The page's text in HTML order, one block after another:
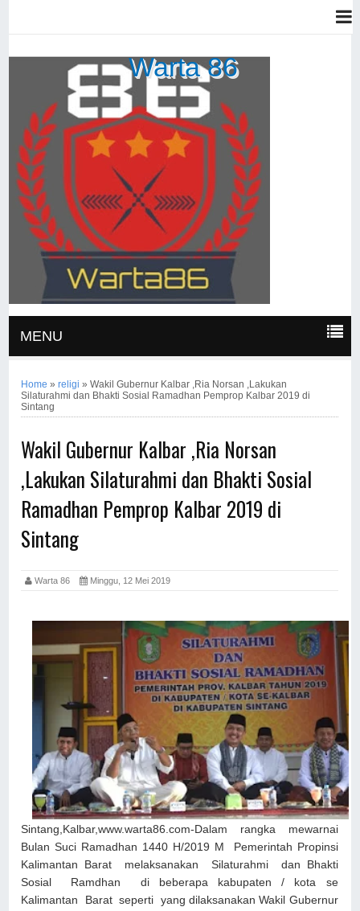
Warta 86
MENU
Home »religi »Wakil Gubernur Kalbar ,Ria Norsan ,Lakukan
Silaturahmi dan Bhakti Sosial Ramadhan Pemprop Kalbar 2019 di
Sintang
Wakil Gubernur Kalbar ,Ria Norsan
,Lakukan Silaturahmi dan Bhakti Sosial
Ramadhan Pemprop Kalbar 2019 di
Sintang
Warta 86 Minggu, 12 Mei 2019
Sintang,Kalbar,www.warta86.com-Dalam rangka mewarnai
Bulan Suci Ramadhan 1440 H/2019 M Pemerintah Propinsi
Kalimantan Barat melaksanakan Silaturahmi dan Bhakti
Sosial Ramdhan di beberapa kabupaten / kota se
Kalimantan Barat seperti yang dilaksanakan Wakil Gubernur